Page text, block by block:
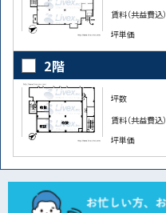
賃料（共益費込）
坪単価
2階
坪数
賃料（共益費込）
坪単価